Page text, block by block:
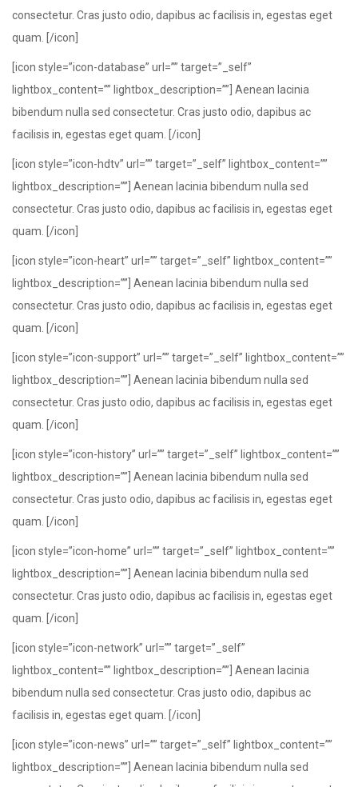
consectetur. Cras justo odio, dapibus ac facilisis in, egestas eget
quam. [/icon]
[icon style=”icon-database” url=”” target=”_self”
lightbox_content=”” lightbox_description=””] Aenean lacinia
bibendum nulla sed consectetur. Cras justo odio, dapibus ac
facilisis in, egestas eget quam. [/icon]
[icon style=”icon-hdtv” url=”” target=”_self” lightbox_content=””
lightbox_description=””] Aenean lacinia bibendum nulla sed
consectetur. Cras justo odio, dapibus ac facilisis in, egestas eget
quam. [/icon]
[icon style=”icon-heart” url=”” target=”_self” lightbox_content=””
lightbox_description=””] Aenean lacinia bibendum nulla sed
consectetur. Cras justo odio, dapibus ac facilisis in, egestas eget
quam. [/icon]
[icon style=”icon-support” url=”” target=”_self” lightbox_content=””
lightbox_description=””] Aenean lacinia bibendum nulla sed
consectetur. Cras justo odio, dapibus ac facilisis in, egestas eget
quam. [/icon]
[icon style=”icon-history” url=”” target=”_self” lightbox_content=””
lightbox_description=””] Aenean lacinia bibendum nulla sed
consectetur. Cras justo odio, dapibus ac facilisis in, egestas eget
quam. [/icon]
[icon style=”icon-home” url=”” target=”_self” lightbox_content=””
lightbox_description=””] Aenean lacinia bibendum nulla sed
consectetur. Cras justo odio, dapibus ac facilisis in, egestas eget
quam. [/icon]
[icon style=”icon-network” url=”” target=”_self”
lightbox_content=”” lightbox_description=””] Aenean lacinia
bibendum nulla sed consectetur. Cras justo odio, dapibus ac
facilisis in, egestas eget quam. [/icon]
[icon style=”icon-news” url=”” target=”_self” lightbox_content=””
lightbox_description=””] Aenean lacinia bibendum nulla sed